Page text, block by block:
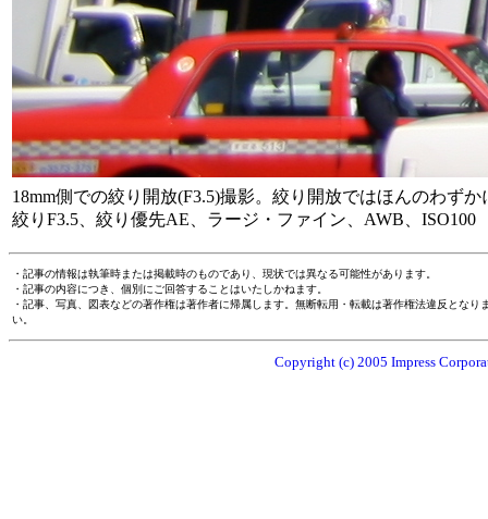
18mm側での絞り開放(F3.5)撮影。絞り開放ではほんのわず
絞りF3.5、絞り優先AE、ラージ・ファイン、AWB、ISO100
・記事の情報は執筆時または掲載時のものであり、現状では異なる可能性があります。
・記事の内容につき、個別にご回答することはいたしかねます。
・記事、写真、図表などの著作権は著作者に帰属します。無断転用・転載は著作権法違反とな
い。
Copyright (c) 2005 Impress